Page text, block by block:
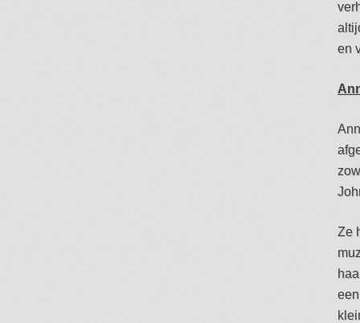
en
Ze